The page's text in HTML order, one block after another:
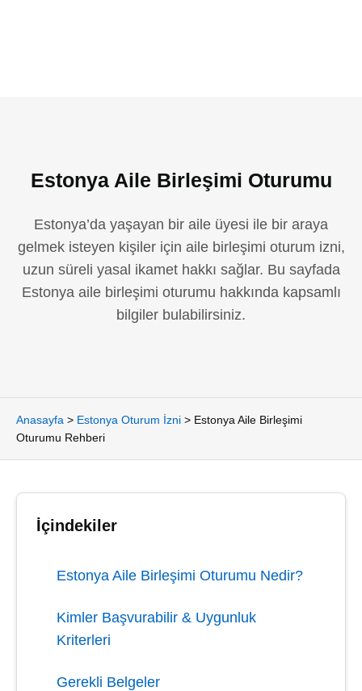
Estonya Aile Birleşimi Oturumu
Estonya’da yaşayan bir aile üyesi ile bir araya
gelmek isteyen kişiler için aile birleşimi oturum izni,
uzun süreli yasal ikamet hakkı sağlar. Bu sayfada
Estonya aile birleşimi oturumu hakkında kapsamlı
bilgiler bulabilirsiniz.
Anasayfa > Estonya Oturum İzni > Estonya Aile Birleşimi
Oturumu Rehberi
İçindekiler
Estonya Aile Birleşimi Oturumu Nedir?
Kimler Başvurabilir & Uygunluk
Kriterleri
Gerekli Belgeler